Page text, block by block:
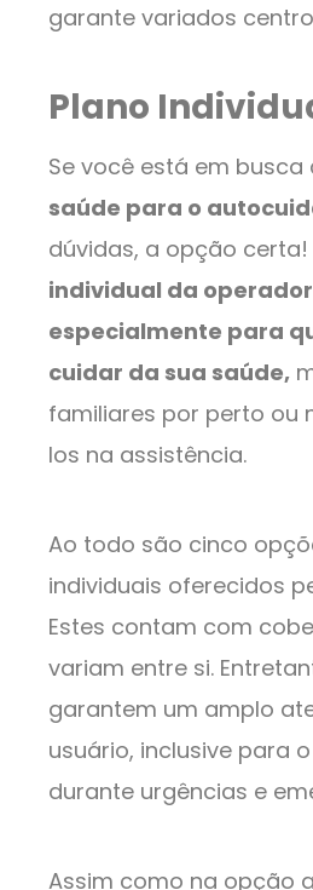
garante variados
Plano
Se você está em busca
saúde para o
dúvidas, a opção certa!
individual da
especialmente para
cuidar da sua saúde,
familiares por perto ou
los na assistência.
Ao todo são cinco
individuais oferecidos
Estes contam com
variam entre si.
garantem um amplo
usuário, inclusive para
durante urgências e
Assim como na opção